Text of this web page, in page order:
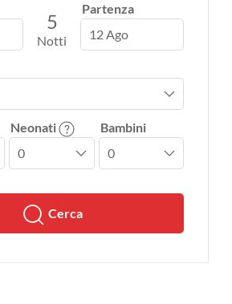
5
Notti
Partenza
12 Ago
Neonati Bambini
Cerca